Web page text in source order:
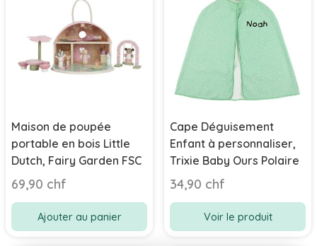
Maison de poupée
portable en bois Little
Dutch, Fairy Garden FSC
69,90 chf
Ajouter au panier
Cape Déguisement
Enfant à personnaliser,
Trixie Baby Ours Polaire
34,90 chf
Voir le produit